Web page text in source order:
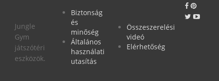
Jungle
Gym
játszótéri
eszközök.
Biztonság
és
minőség
Általános
használati
utasítás
Összeszerelési
videó
Elérhetőség